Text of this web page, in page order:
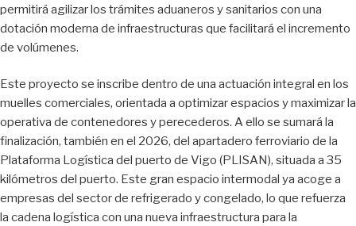
permitirá agilizar los trámites aduaneros y sanitarios con una
dotación moderna de infraestructuras que facilitará el incremento
de volúmenes.
Este proyecto se inscribe dentro de una actuación integral en los
muelles comerciales, orientada a optimizar espacios y maximizar la
operativa de contenedores y perecederos. A ello se sumará la
finalización, también en el 2026, del apartadero ferroviario de la
Plataforma Logística del puerto de Vigo (PLISAN), situada a 35
kilómetros del puerto. Este gran espacio intermodal ya acoge a
empresas del sector de refrigerado y congelado, lo que refuerza
la cadena logística con una nueva infraestructura para la